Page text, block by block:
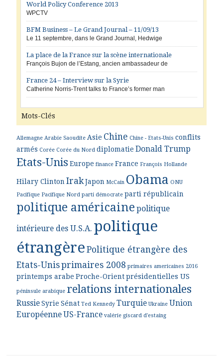
World Policy Conference 2013
WPCTV
BFM Business – Le Grand Journal – 11/09/13
Le 11 septembre, dans le Grand Journal, Hedwige
La place de la France sur la scène internationale
François Bujon de l’Estang, ancien ambassadeur de
France 24 – Interview sur la Syrie
Catherine Norris-Trent talks to France’s former man
Mots-Clés
Allemagne Arabie Saoudite Asie Chine Chine - Etats-Unis conflits
armés Corée Corée du Nord diplomatie Donald Trump
Etats-Unis Europe finance France François Hollande
Hilary Clinton Irak Japon McCain Obama ONU
Pacifique Pacifique Nord parti démocrate parti républicain
politique américaine politique
intérieure des U.S.A. politique
étrangère Politique étrangère des
Etats-Unisprimaires 2008 primaires americaines 2016
printemps arabe Proche-Orient présidentielles US
péninsule arabique relations internationales
Russie Syrie Sénat Ted Kennedy Turquie Ukraine Union
EuropéenneUS-France valérie giscard d'estaing